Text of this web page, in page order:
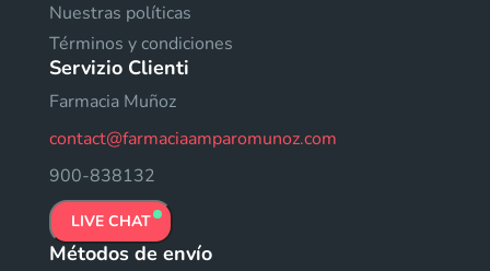
Nuestras políticas
Términos y condiciones
Servizio Clienti
Farmacia Muñoz
contact@farmaciaamparomunoz.com
900-838132
LIVE CHAT
Métodos de envío